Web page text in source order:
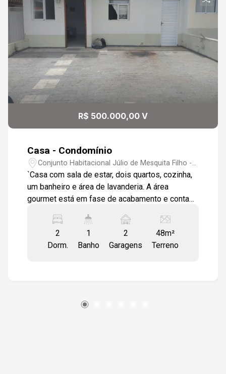
R$ 500.000,00 V
Casa - Condomínio
Conjunto Habitacional Júlio de Mesquita Filho -
Sorocaba/SP
`Casa com sala de estar, dois quartos, cozinha,
um banheiro e área de lavanderia. A área
gourmet está em fase de acabamento e conta
24hrs, academia, salão de festas, área gourmet,
pista caminhada, playground, piscina e área
verde.
2
Dorm.
1
Banho
2
Garagens
48m²
Terreno